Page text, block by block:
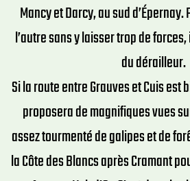
Mancy et Darcy, au sud d’Épernay.
l’autre sans y laisser trop de
du dérailleur.
Si la route entre Grauves et Cuis est
proposera de magnifiques vues
assez tourmenté de galipes et de
la Côte des Blancs après Cramant